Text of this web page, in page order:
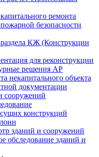
ремонта
безопасности
КЖ (Конструкции
для реконструкции
решения АР
некапитального объекта
документации
сооружений
конструкций
зданий и сооружений
обследование зданий и